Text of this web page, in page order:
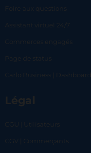
Foire aux questions
Assistant virtuel 24/7
Commerces engagés
Page de status
Carlo Business | Dashboard
Légal
CGU | Utilisateurs
CGV | Commerçants